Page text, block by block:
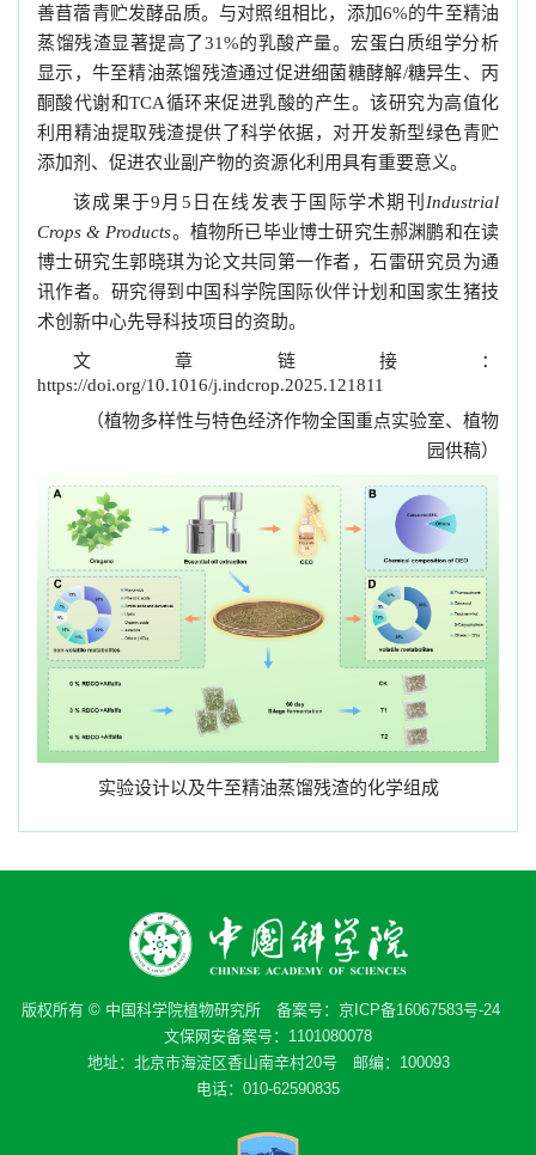
善苜蓿青贮发酵品质。与对照组相比，添加6%的牛至精油
蒸馏残渣显著提高了31%的乳酸产量。宏蛋白质组学分析
显示，牛至精油蒸馏残渣通过促进细菌糖酵解/糖异生、丙
酮酸代谢和TCA循环来促进乳酸的产生。该研究为高值化
利用精油提取残渣提供了科学依据，对开发新型绿色青贮
添加剂、促进农业副产物的资源化利用具有重要意义。
该成果于9 月 5 日在线发表于国际学术期刊 Industrial
Crops & Products。植物所已毕业博士研究生郝渊鹏和在读
博士研究生郭晓琪为论文共同第一作者，石雷研究员为通
讯作者。研究得到中国科学院国际伙伴计划和国家生猪技
术创新中心先导科技项目的资助。
文章链接：
https://doi.org/10.1016/j.indcrop.2025.121811
（植物多样性与特色经济作物全国重点实验室、植物
园供稿）
实验设计以及牛至精油蒸馏残渣的化学组成
版权所有 © 中国科学院植物研究所 备案号： 京ICP备16067583号-24
文保网安备案号：1101080078
地址：北京市海淀区香山南辛村20号 邮编：100093
电话：010-62590835